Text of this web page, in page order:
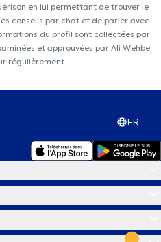
en lui permettant de trouver le
conseils par chat et de parler avec
du profil sont collectées par
et approuvées par Ali Wehbe
régulièrement.
FR